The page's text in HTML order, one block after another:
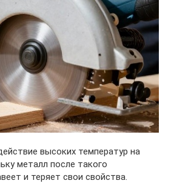
высоких температур на
металл после такого
и теряет свои свойства.